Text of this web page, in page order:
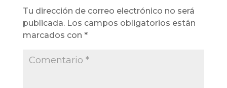
Tu dirección de correo electrónico no será
publicada. Los campos obligatorios están
marcados con *